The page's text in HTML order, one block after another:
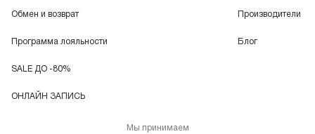
Обмен и возврат
Программа лояльности
SALE ДО -80%
ОНЛАЙН ЗАПИСЬ
Производители
Блог
Мы принимаем